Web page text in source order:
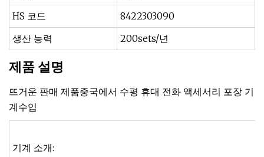
HS 코드
8422303090
생산 능력
200sets/년
제품 설명
뜨거운 판매 제품중국에서 수평 휴대 전화 액세서리 포장 기
계수입
기계 소개: